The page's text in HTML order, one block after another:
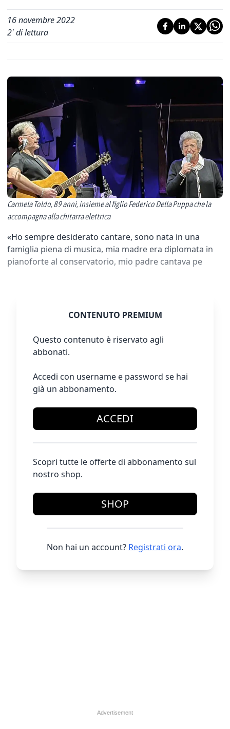
16 novembre 2022
2' di lettura
Carmela Toldo, 89 anni, insieme al figlio Federico Della Puppa che la
accompagna alla chitarra elettrica
«Ho sempre desiderato cantare, sono nata in una
famiglia piena di musica, mia madre era diplomata in
pianoforte al conservatorio, mio padre cantava pe
CONTENUTO PREMIUM
Questo contenuto è riservato agli
abbonati.
Accedi con username e password se hai
già un abbonamento.
ACCEDI
Scopri tutte le offerte di abbonamento sul
nostro shop.
SHOP
Non hai un account? Registrati ora.